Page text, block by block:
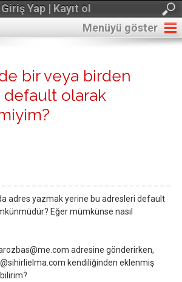
Giriş Yap | Kayıt ol
Menüyü göster
bir veya birden
default olarak
adres yazmak yerine bu adresleri default
Eğer mümkünse nasıl
adresine gönderirken,
kendiliğinden eklenmiş